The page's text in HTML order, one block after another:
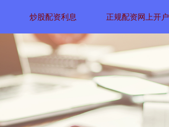
炒股配资利息 正规配资网上开户